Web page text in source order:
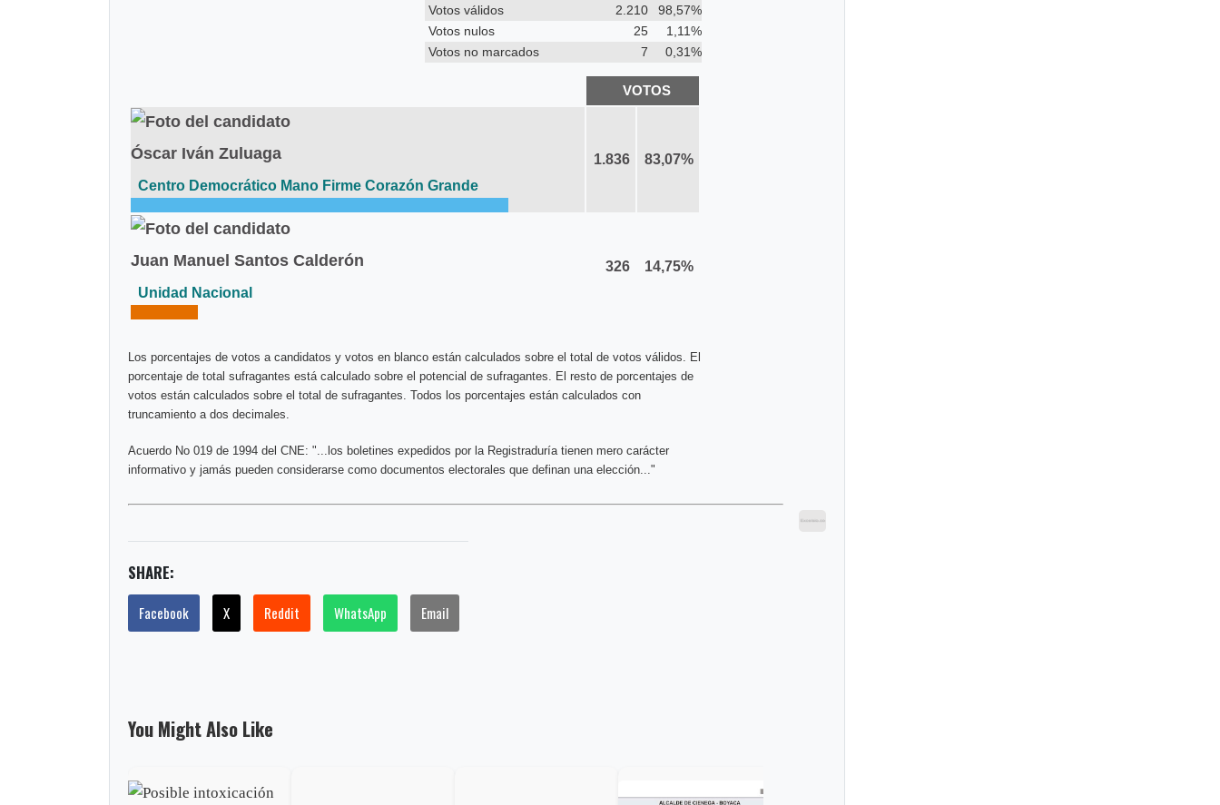
Votos válidos 2.210
98,57%
Votos nulos
25
1,11%
Votos no marcados
7 0,31%
VOTOS
Óscar Iván Zuluaga
Centro Democrático Mano Firme Corazón Grande
1.836 83,07%
Juan Manuel Santos Calderón
Unidad Nacional
326 14,75%
Los porcentajes de votos a candidatos y votos en blanco están calculados sobre el total de votos válidos. El
porcentaje de total sufragantes está calculado sobre el potencial de sufragantes. El resto de porcentajes de
votos están calculados sobre el total de sufragantes. Todos los porcentajes están calculados con
truncamiento a dos decimales.
Acuerdo No 019 de 1994 del CNE: "...los boletines expedidos por la Registraduría tienen mero carácter
informativo y jamás pueden considerarse como documentos electorales que definan una elección..."
SHARE:
Facebook X Reddit WhatsApp Email
You Might Also Like